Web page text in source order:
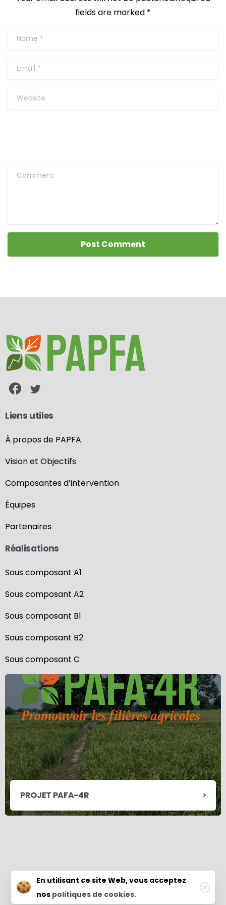
fields are marked *
Name*
Email*
Website
Comment
Liens utiles
À propos de PAPFA
Vision et Objectifs
Composantes d’intervention
Équipes
Partenaires
Réalisations
Sous composant A1
Sous composant A2
Sous composant B1
Sous composant B2
Sous composant C
PROJET PAFA-4R
© 2021 PAPFA. Tous les droits sont réservés. Conçu
par VIZUALIX
En utilisant ce site Web, vous acceptez
nos politiques de cookies.